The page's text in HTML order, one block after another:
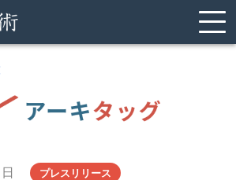
プレスリリース